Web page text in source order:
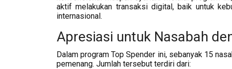
aktif melakukan transaksi digital, baik untuk
internasional.
Apresiasi untuk Nasabah
Dalam program Top Spender ini, sebanyak 15
pemenang. Jumlah tersebut terdiri dari: